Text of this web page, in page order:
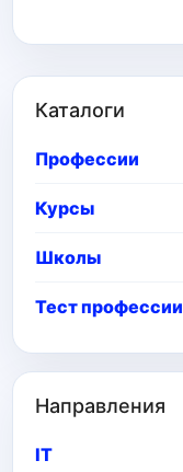
Каталоги
Профессии
Курсы
Школы
Тест профессии
Направления
IT